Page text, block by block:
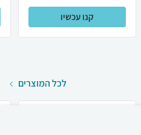
קנו עכשיו
לכל המוצרים